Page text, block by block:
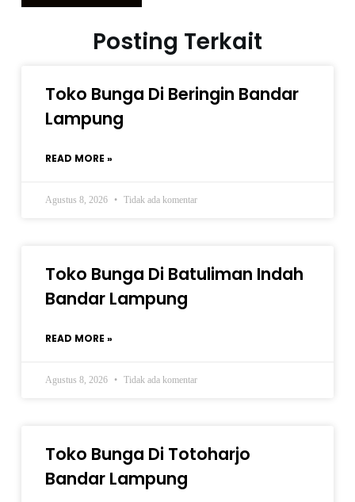
Posting Terkait
Toko Bunga Di Beringin Bandar
Lampung
READ MORE »
Agustus 8, 2026 Tidak ada komentar
Toko Bunga Di Batuliman Indah
Bandar Lampung
READ MORE »
Agustus 8, 2026 Tidak ada komentar
Toko Bunga Di Totoharjo
Bandar Lampung